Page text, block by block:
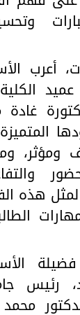
أعرب
هذه
رئيس